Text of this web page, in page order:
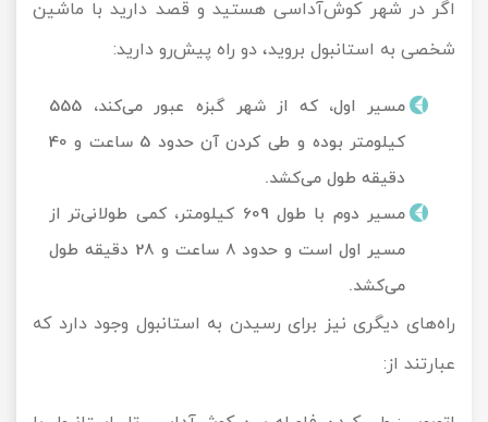
اگر در شهر کوش‌آداسی هستید و قصد دارید با ماشین
شخصی به استانبول بروید، دو راه پیش‌رو دارید:
مسیر اول، که از شهر گبزه عبور می‌کند، 555
کیلومتر بوده و طی کردن آن حدود 5 ساعت و 40
دقیقه طول می‌کشد.
مسیر دوم با طول 609 کیلومتر، کمی طولانی‌تر از
مسیر اول است و حدود 8 ساعت و 28 دقیقه طول
می‌کشد.
راه‌های دیگری نیز برای رسیدن به استانبول وجود دارد که
عبارتند از: